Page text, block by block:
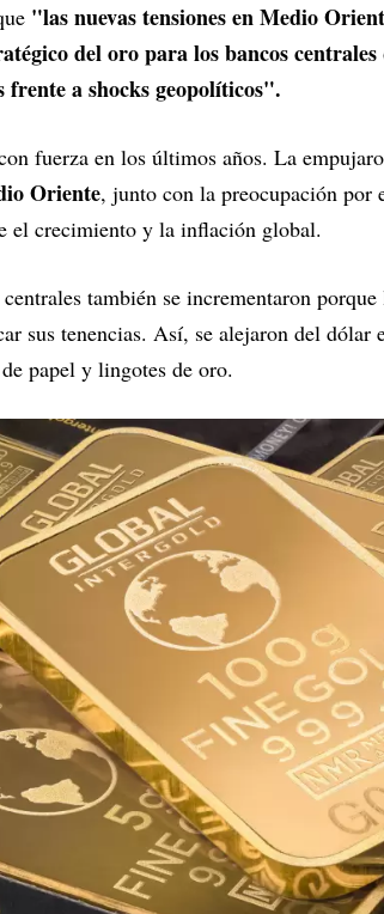
"las nuevas tensiones en Medio
del oro para los bancos centrales
frente a shocks geopolíticos".
fuerza en los últimos años. La
Oriente, junto con la preocupación por
el crecimiento y la inflación global.
también se incrementaron
sus tenencias. Así, se alejaron del dólar
papel y lingotes de oro.